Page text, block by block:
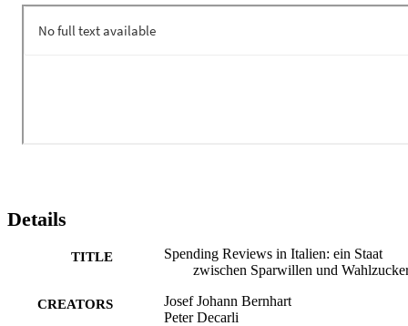
Details
TITLE
Spending Reviews in Italien: ein Staat
zwischen Sparwillen und
CREATORS
Josef Johann Bernhart
Peter Decarli